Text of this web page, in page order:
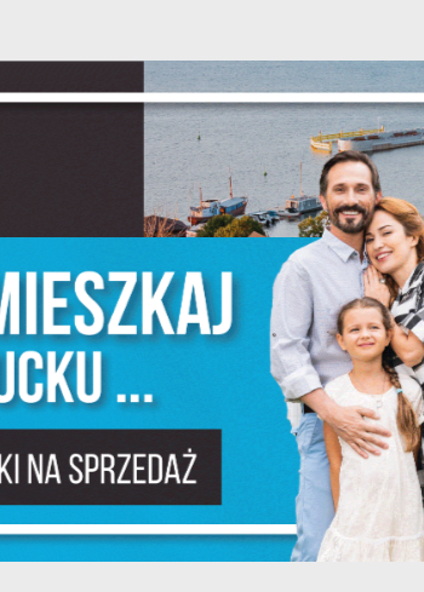
UDOSTĘPNIJ
Szanujemy Twoją prywatność.
wszystkie. W dowolnym
Niezbędne
Niezbędne pliki cookies służą
umożliwiają Ci komfortowe
Pliki cookies odpowiadają na
dostosowania Twoich
formularzy. Dzięki plikom
Funkcjonalne i
Tego typu pliki cookies
przez Ciebie ustawień oraz
prezentowanych treści.
Dzięki tym plikom cookies
funkcjonalności naszej strony
preferencji. Wyrażenie zgody
gwarantuje dostępność
Analityczne